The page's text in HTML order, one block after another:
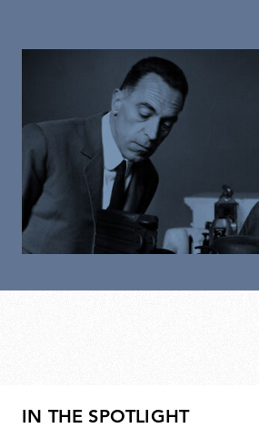
IN THE SPOTLIGHT